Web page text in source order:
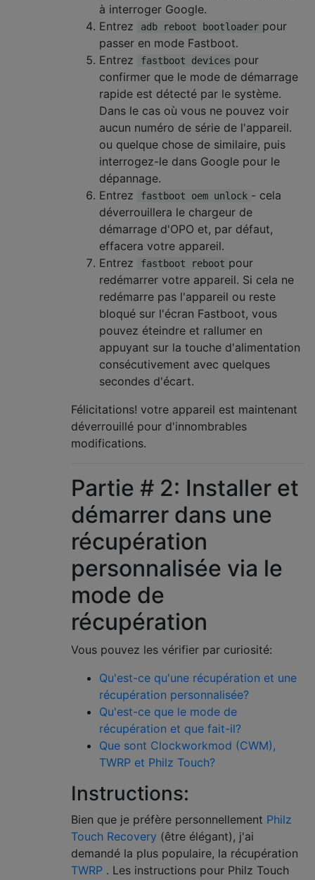
à interroger Google.
Entrez
adb reboot bootloader pour
passer en mode Fastboot.
Entrez
fastboot devices pour
confirmer que le mode de démarrage
rapide est détecté par le système.
Dans le cas où vous ne pouvez voir
aucun numéro de série de l'appareil.
ou quelque chose de similaire, puis
interrogez-le dans Google pour le
dépannage.
Entrez
fastboot oem unlock - cela
déverrouillera le chargeur de
démarrage d'OPO et, par défaut,
effacera votre appareil.
Entrez
fastboot reboot pour
redémarrer votre appareil. Si cela ne
redémarre pas l'appareil ou reste
bloqué sur l'écran Fastboot, vous
pouvez éteindre et rallumer en
appuyant sur la touche d'alimentation
consécutivement avec quelques
secondes d'écart.
Félicitations! votre appareil est maintenant
déverrouillé pour d'innombrables
modifications.
Partie # 2: Installer et
démarrer dans une
récupération
personnalisée via le
mode de
récupération
Vous pouvez les vérifier par curiosité:
Qu'est-ce qu'une récupération et une
récupération personnalisée?
Qu'est-ce que le mode de
récupération et que fait-il?
Que sont Clockworkmod (CWM),
TWRP et Philz Touch?
Instructions:
Bien que je préfère personnellement Philz
Touch Recovery (être élégant), j'ai
demandé la plus populaire, la récupération
TWRP . Les instructions pour Philz Touch